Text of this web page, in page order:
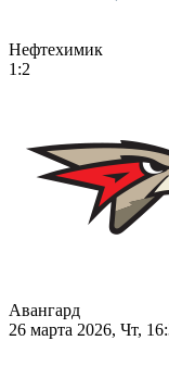
Нефтехимик
1:2
Авангард
26 марта 2026, Чт,